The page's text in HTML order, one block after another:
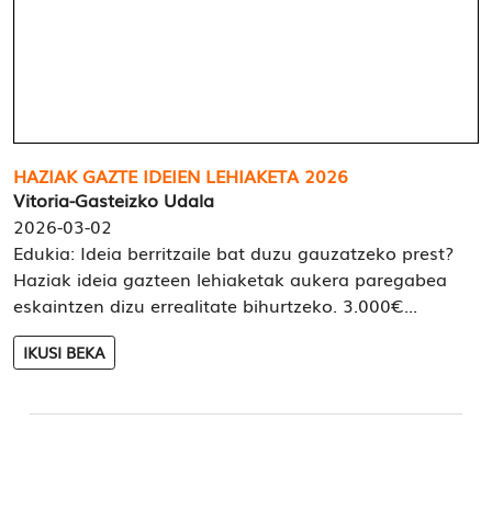
HAZIAK GAZTE IDEIEN LEHIAKETA 2026
Vitoria-Gasteizko Udala
2026-03-02
Edukia: Ideia berritzaile bat duzu gauzatzeko prest?
Haziak ideia gazteen lehiaketak aukera paregabea
eskaintzen dizu errealitate bihurtzeko. 3.000€...
IKUSI BEKA